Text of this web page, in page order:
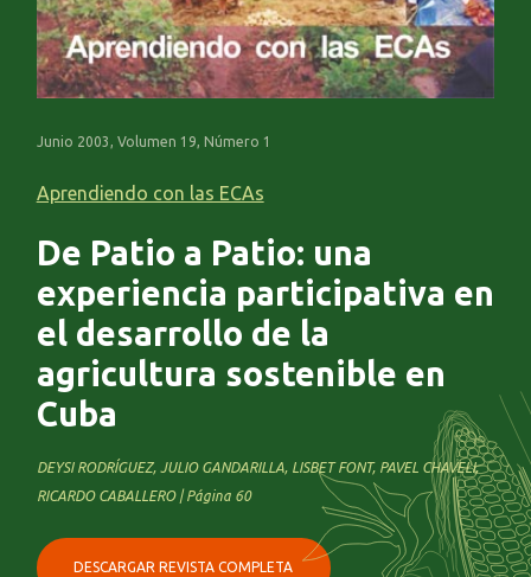
Junio 2003, Volumen 19, Número 1
Aprendiendo con las ECAs
De Patio a Patio: una
experiencia participativa en
el desarrollo de la
agricultura sostenible en
Cuba
DEYSI RODRÍGUEZ, JULIO GANDARILLA, LISBET FONT, PAVEL CHAVELI,
RICARDO CABALLERO | Página 60
DESCARGAR REVISTA COMPLETA